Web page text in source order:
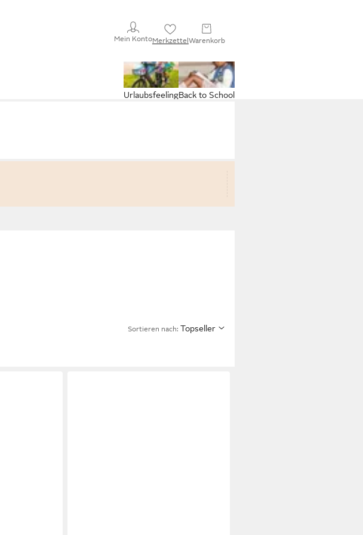
Mein KontoMerkzettelWarenkorb
Back to School
Urlaubsfeeling
Sortieren nach: Topseller